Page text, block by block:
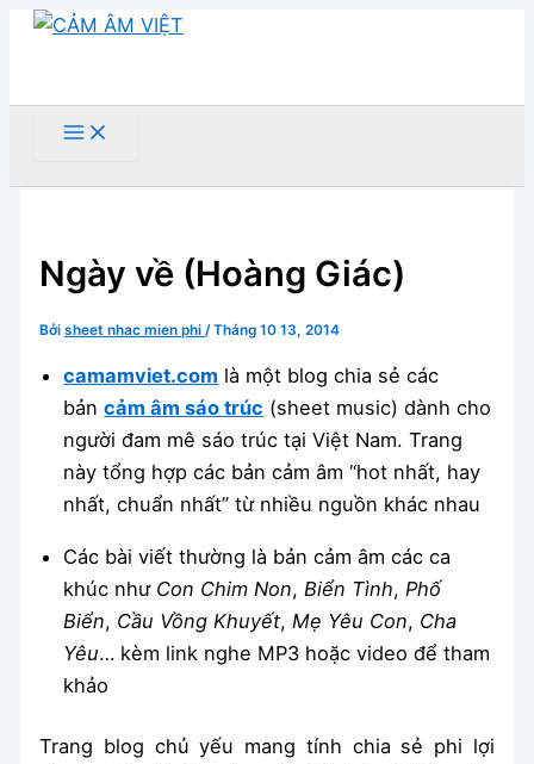
Nhảy
Ngày về (Hoàng Giác)
Bởisheet nhac mien phi/Tháng 10 13, 2014
camamviet.com là một blog chia sẻ các
bảncảm âm sáo trúc (sheet music) dành cho
người đam mê sáo trúc tại Việt Nam. Trang
này tổng hợp các bản cảm âm “hot nhất, hay
nhất, chuẩn nhất” từ nhiều nguồn khác nhau
Các bài viết thường là bản cảm âm các ca
khúc như Con Chim Non, Biển Tình, Phố
Biển, Cầu Vồng Khuyết, Mẹ Yêu Con, Cha
Yêu… kèm link nghe MP3 hoặc video để tham
khảo
Trang blog chủ yếu mang tính chia sẻ phi lợi